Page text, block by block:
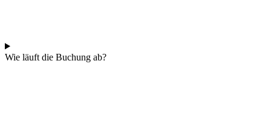
Wie läuft die Buchung ab?